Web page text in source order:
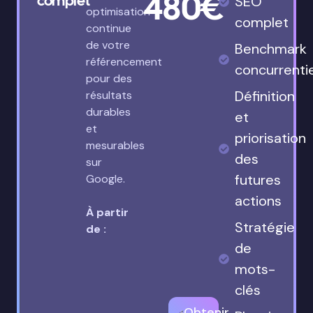
optimisation
continue
de votre
référencement
pour des
résultats
durables
et
mesurables
sur
Google.
À partir
de :
complet
Benchmark
Définition
et
priorisation
des
futures
actions
Stratégie
de
mots-
clés